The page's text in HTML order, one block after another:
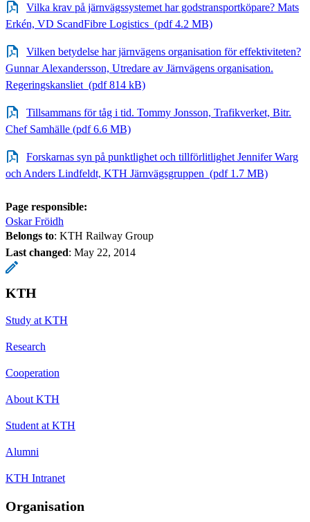
Vilka krav på järnvägssystemet har godstransportköpare? Mats
Erkén, VD ScandFibre Logistics (pdf 4.2 MB)
Vilken betydelse har järnvägens organisation för effektiviteten?
Gunnar Alexandersson, Utredare av Järnvägens organisation.
Regeringskansliet (pdf 814 kB)
Tillsammans för tåg i tid. Tommy Jonsson, Trafikverket, Bitr.
Chef Samhälle (pdf 6.6 MB)
Forskarnas syn på punktlighet och tillförlitlighet Jennifer Warg
och Anders Lindfeldt, KTH Järnvägsgruppen (pdf 1.7 MB)
Page responsible:
Oskar Fröidh
Belongs to: KTH Railway Group
Last changed: May 22, 2014
KTH
Study at KTH
Research
Cooperation
About KTH
Student at KTH
Alumni
KTH Intranet
Organisation